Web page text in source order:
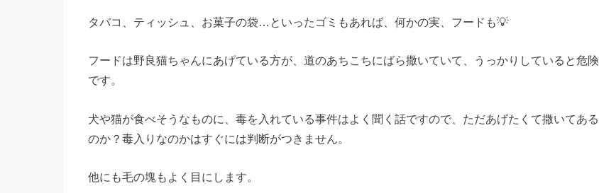
タバコ、ティッシュ、お菓子の袋…といったゴミもあれば、何かの実、フードも💡
フードは野良猫ちゃんにあげている方が、道のあちこちにばら撒いていて、うっかりしていると危険
です。
犬や猫が食べそうなものに、毒を入れている事件はよく聞く話ですので、ただあげたくて撒いてある
のか？毒入りなのかはすぐには判断がつきません。
他にも毛の塊もよく目にします。